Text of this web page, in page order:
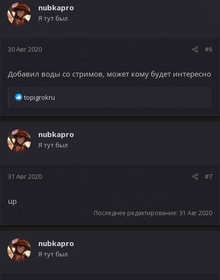
nubkapro
Я тут был
30 Авг 2020 #6
Добавил воды со стримов, может кому будет интересно
Р
а
ц
и
и
topigrokru
nubkapro
Я тут был
31 Авг 2020 #7
up
Последнее редактирование: 31 Авг 2020
nubkapro
Я тут был